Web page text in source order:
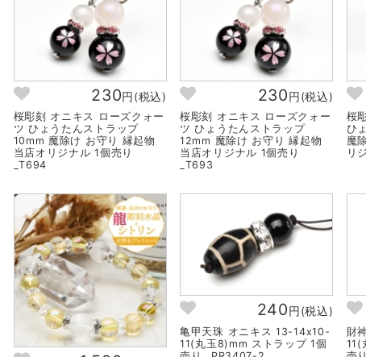
230円(税込)
桜彫刻 オニキス ローズクォー
ツ ひょうたんストラップ
10mm 魔除け お守り 縁起物
当店オリジナル 1個売り
_T694
230円(税込)
桜彫刻 オニキス ローズクォー
ツ ひょうたんストラップ
12mm 魔除け お守り 縁起物
当店オリジナル 1個売り
_T693
桜
ひ
魔
リ
240円(税込)
亀甲天珠 オニキス 13-14x10-
11(丸玉8)mm ストラップ 1個
財
11(